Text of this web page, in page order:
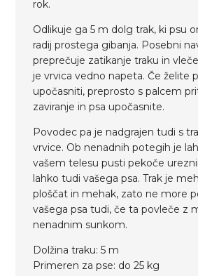
rok.
Odlikuje ga 5 m dolg trak, ki psu
radij prostega gibanja. Posebni
preprečuje zatikanje traku in
je vrvica vedno napeta. Če želite
upočasniti, preprosto s palcem
zaviranje in psa upočasnite.
Povodec pa je nadgrajen tudi s
vrvice. Ob nenadnih potegih je
vašem telesu pusti pekoče
lahko tudi vašega psa. Trak je
ploščat in mehak, zato ne more
vašega psa tudi, če ta povleče z
nenadnim sunkom.
Dolžina traku: 5 m
Primeren za pse: do 25 kg